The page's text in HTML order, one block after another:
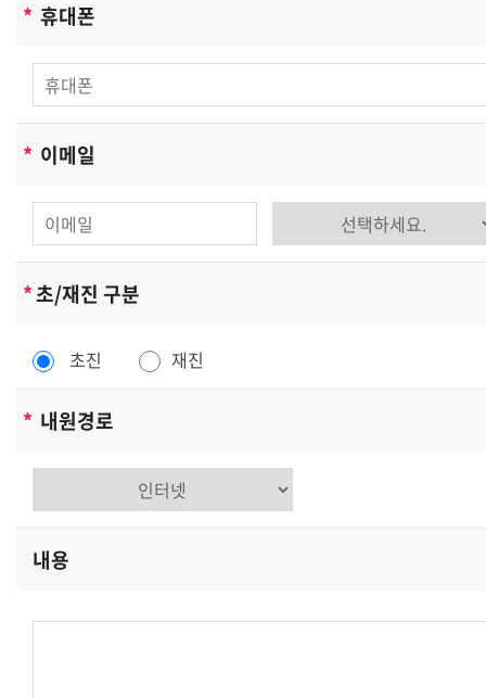
브라우저에 있는 쿠키의 내용을 읽고, 귀하의 추가정보를
입력없이 서비스를 제공할 수 있습니다. 쿠키는 귀하의
않습니다.
웹브라우저의 옵션을 조정함으로써 모든 쿠키를 다
받아들이거나, 쿠키가 설치될 때 통지를 보내도록 하거나
아니면 모든 쿠키를 거부할 수 있는 선택권을 가질 수
있습니다.
리더스노무법인은(는) 귀하의 개인정보를 <개인정보의
수집목적 및 이용목적>에서 고지한 범위 내에서 사용하며,
동 범위를 초과하여 이용하거나 타인 또는 타기업/기관에
위하여 귀하의 개인정보를 제휴사에게 제공하거나 또는
제휴사와 공유할 수 있습니다. 단, 개인정보를 제공하거나
[개인정보의 열람/정정]
* 휴대폰
* 이메일
*초/재진 구분
초진 재진
* 내원경로
내용